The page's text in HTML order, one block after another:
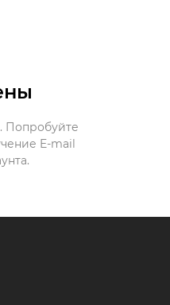
Попробуйте
E-mail